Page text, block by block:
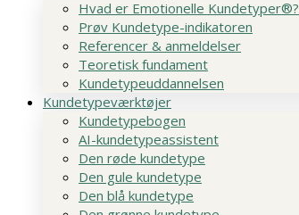
Hvad er Emotionelle Kundetyper®?
Prøv Kundetype-indikatoren
Referencer & anmeldelser
Teoretisk fundament
Kundetypeuddannelsen
Kundetypeværktøjer
Kundetypebogen
AI-kundetypeassistent
Den røde kundetype
Den gule kundetype
Den blå kundetype